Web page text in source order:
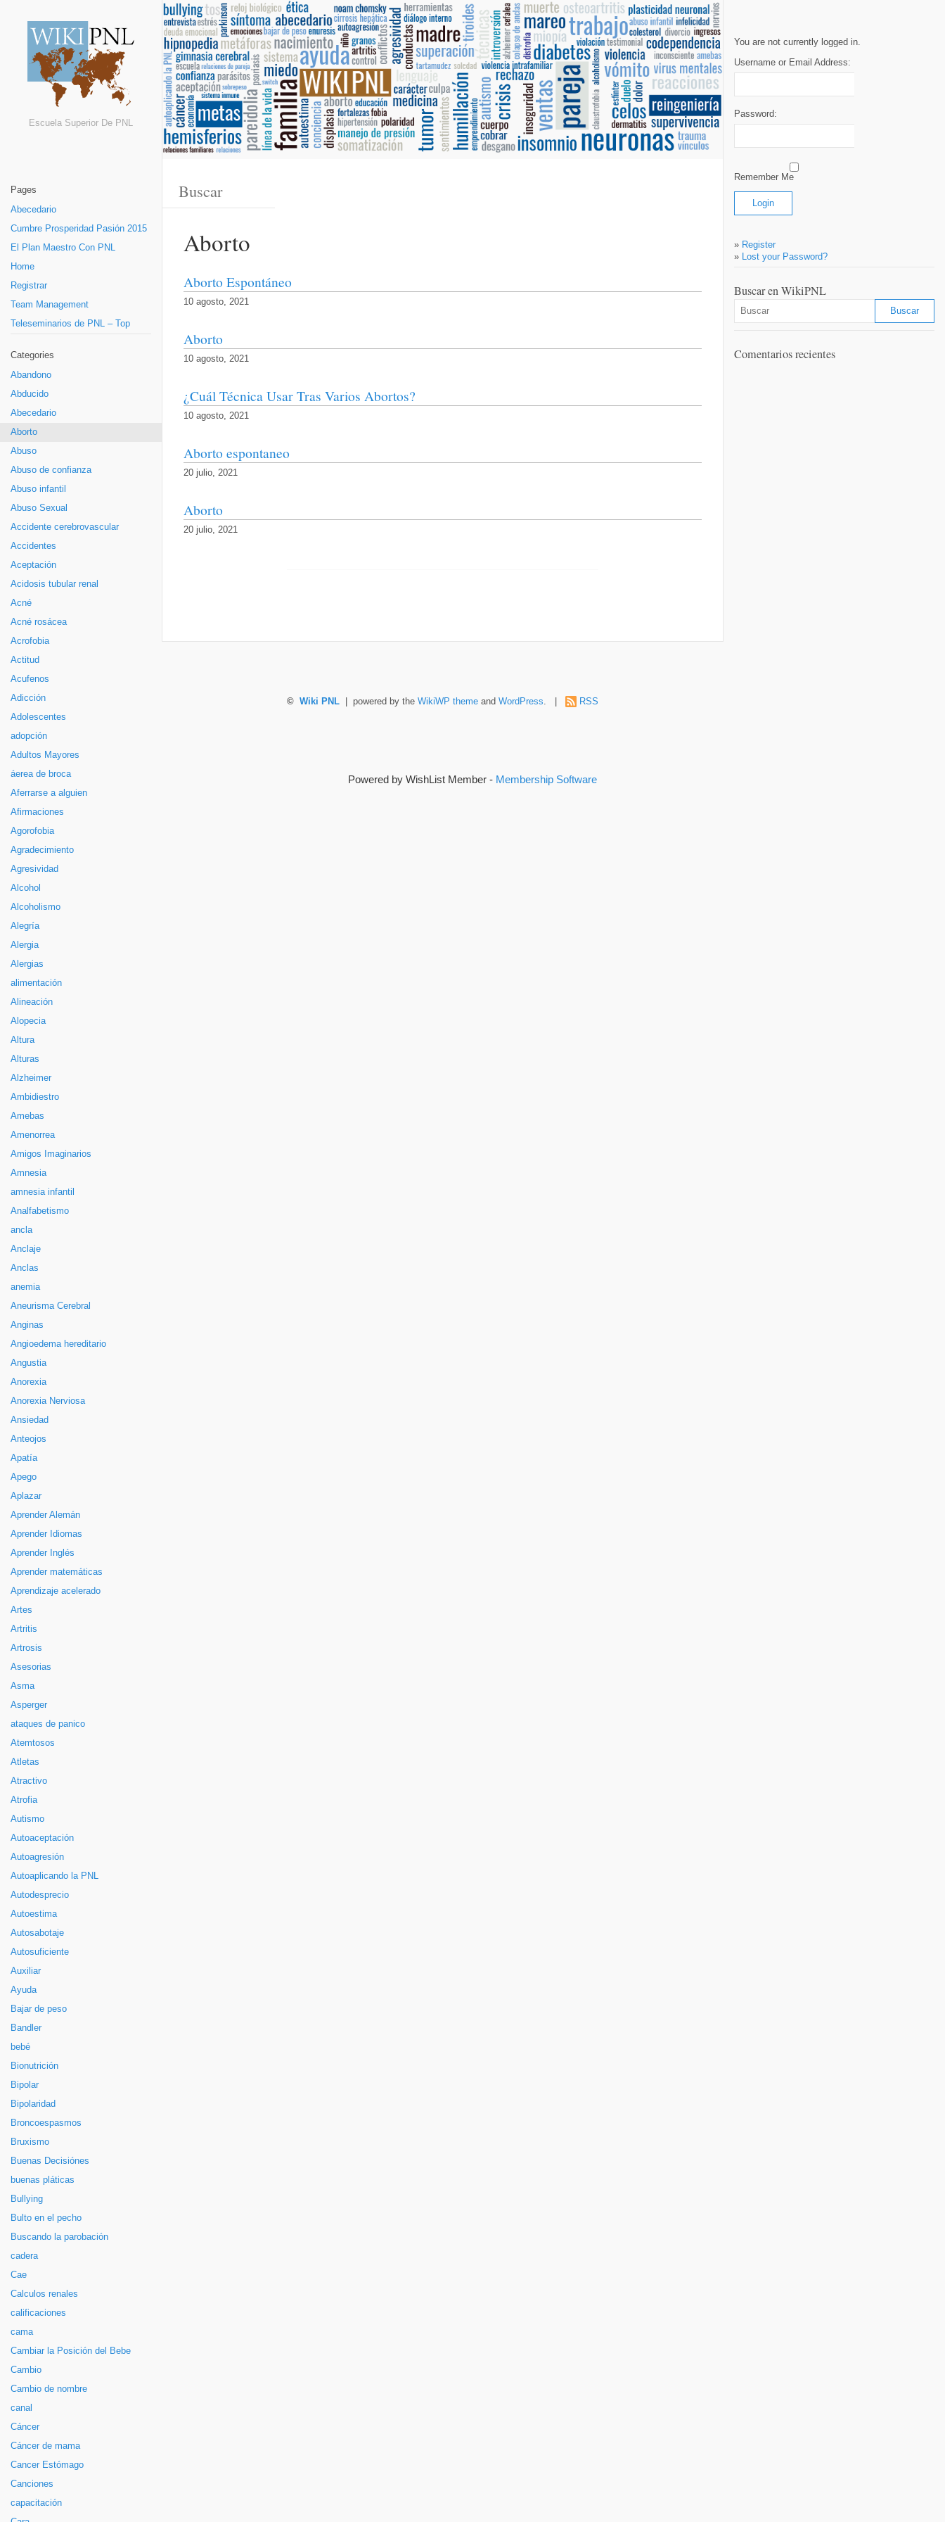
Escuela Superior De PNL
Pages
Abecedario
Cumbre Prosperidad Pasión 2015
El Plan Maestro Con PNL
Home
Registrar
Team Management
Teleseminarios de PNL – Top
Categories
Abandono
Abducido
Abecedario
Aborto
Abuso
Abuso de confianza
Abuso infantil
Abuso Sexual
Accidente cerebrovascular
Accidentes
Aceptación
Acidosis tubular renal
Acné
Acné rosácea
Acrofobia
Actitud
Acufenos
Adicción
Adolescentes
adopción
Adultos Mayores
áerea de broca
Aferrarse a alguien
Afirmaciones
Agorofobia
Agradecimiento
Agresividad
Alcohol
Alcoholismo
Alegría
Alergia
Alergias
alimentación
Alineación
Alopecia
Altura
Alturas
Alzheimer
Ambidiestro
Amebas
Amenorrea
Amigos Imaginarios
Amnesia
amnesia infantil
Analfabetismo
ancla
Anclaje
Anclas
anemia
Aneurisma Cerebral
Anginas
Angioedema hereditario
Angustia
Anorexia
Anorexia Nerviosa
Ansiedad
Anteojos
Apatía
Apego
Aplazar
Aprender Alemán
Aprender Idiomas
Aprender Inglés
Aprender matemáticas
Aprendizaje acelerado
Artes
Artritis
Artrosis
Asesorias
Asma
Asperger
ataques de panico
Atemtosos
Atletas
Atractivo
Atrofia
Autismo
Autoaceptación
Autoagresión
Autoaplicando la PNL
Autodesprecio
Autoestima
Autosabotaje
Autosuficiente
Auxiliar
Ayuda
Bajar de peso
Bandler
bebé
Bionutrición
Bipolar
Bipolaridad
Broncoespasmos
Bruxismo
Buenas Decisiónes
buenas pláticas
Bullying
Bulto en el pecho
Buscando la parobación
cadera
Cae
Calculos renales
calificaciones
cama
Cambiar la Posición del Bebe
Cambio
Cambio de nombre
canal
Cáncer
Cáncer de mama
Cancer Estómago
Canciones
capacitación
Aborto
Aborto Espontáneo
10 agosto, 2021
Aborto
10 agosto, 2021
¿Cuál Técnica Usar Tras Varios Abortos?
10 agosto, 2021
Aborto espontaneo
20 julio, 2021
Aborto
20 julio, 2021
You are not currently logged in.
Username or Email Address:
Password:
Remember Me
» Register
» Lost your Password?
Buscar en WikiPNL
Comentarios recientes
© Wiki PNL | powered by the WikiWP theme and WordPress. | RSS
Powered by WishList Member - Membership Software